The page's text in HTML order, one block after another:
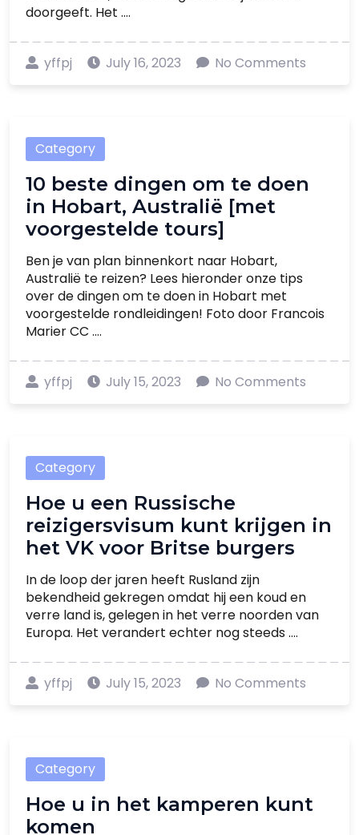
doorgeeft. Het ....
yffpj July 16, 2023 No Comments
Category
10 beste dingen om te doen
in Hobart, Australië [met
voorgestelde tours]
Ben je van plan binnenkort naar Hobart,
Australië te reizen? Lees hieronder onze tips
over de dingen om te doen in Hobart met
voorgestelde rondleidingen! Foto door Francois
Marier CC ....
yffpj July 15, 2023 No Comments
Category
Hoe u een Russische
reizigersvisum kunt krijgen in
het VK voor Britse burgers
In de loop der jaren heeft Rusland zijn
bekendheid gekregen omdat hij een koud en
verre land is, gelegen in het verre noorden van
Europa. Het verandert echter nog steeds ....
yffpj July 15, 2023 No Comments
Category
Hoe u in het kamperen kunt
komen